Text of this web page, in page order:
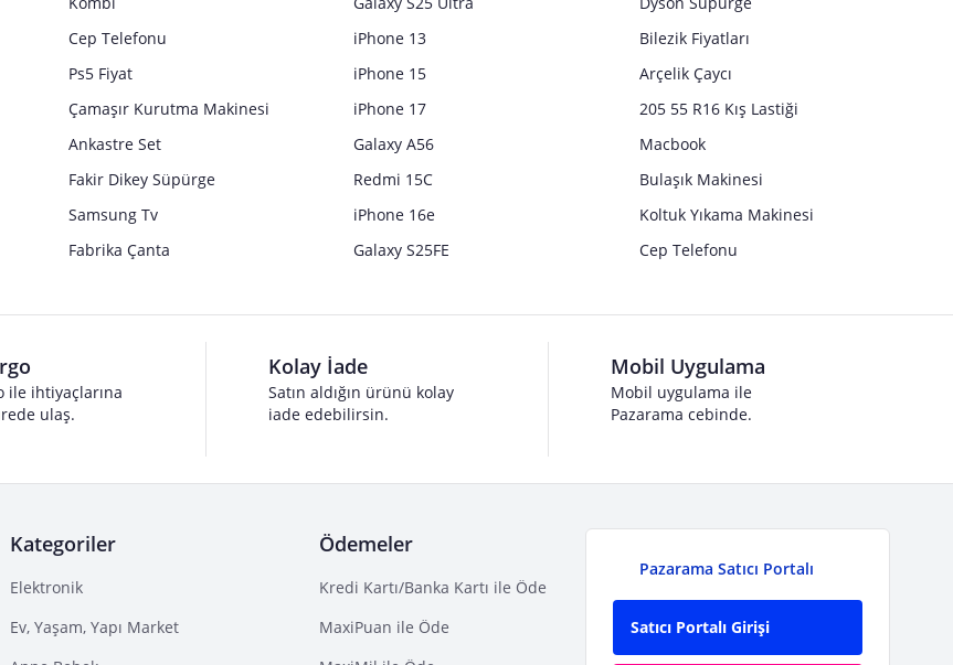
Cep Telefonu
Ps5 Fiyat
Çamaşır Kurutma Makinesi
Ankastre Set
Fakir Dikey Süpürge
Samsung Tv
Fabrika Çanta
iPhone 13
iPhone 15
iPhone 17
Galaxy A56
Redmi 15C
iPhone 16e
Galaxy S25FE
Bilezik Fiyatları
Arçelik Çaycı
205 55 R16 Kış Lastiği
Macbook
Bulaşık Makinesi
Koltuk Yıkama Makinesi
Cep Telefonu
ile ihtiyaçlarına
ulaş.
Kolay İade
Satın aldığın ürünü kolay
iade edebilirsin.
Mobil Uygulama
Mobil uygulama ile
Pazarama cebinde.
Kategoriler
Elektronik
Ev, Yaşam, Yapı Market
Ödemeler
Kredi Kartı/Banka Kartı ile Öde
MaxiPuan ile Öde
Pazarama Satıcı Portalı
Satıcı Portalı Girişi